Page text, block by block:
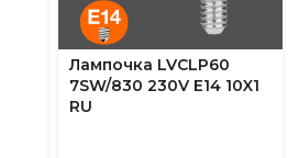
Лампочка LVCLP60
7SW/830 230V E14 10X1
RU